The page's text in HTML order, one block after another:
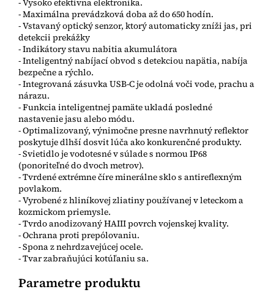
- Maximálna prevádzková doba až do 650 hodín.
- Vstavaný optický senzor, ktorý automaticky zníži jas, pri
detekcii prekážky
- Indikátory stavu nabitia akumulátora
- Inteligentný nabíjací obvod s detekciou napätia, nabíja
bezpečne a rýchlo.
- Integrovaná zásuvka USB-C je odolná voči vode, prachu a
nárazu.
- Funkcia inteligentnej pamäte ukladá posledné
nastavenie jasu alebo módu.
- Optimalizovaný, výnimočne presne navrhnutý reflektor
poskytuje dlhší dosvit lúča ako konkurenčné produkty.
- Svietidlo je vodotesné v súlade s normou IP68
(ponoriteľné do dvoch metrov).
- Tvrdené extrémne číre minerálne sklo s antireflexným
povlakom.
- Vyrobené z hliníkovej zliatiny používanej v leteckom a
kozmickom priemysle.
- Tvrdo anodizovaný HAIII povrch vojenskej kvality.
- Ochrana proti prepólovaniu.
- Spona z nehrdzavejúcej ocele.
- Tvar zabraňujúci kotúľaniu sa.
Parametre produktu